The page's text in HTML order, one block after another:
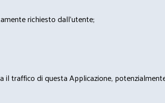
richiesto dall'utente;
traffico di questa Applicazione,